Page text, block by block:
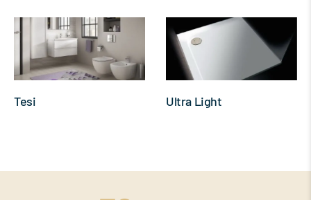
Tesi Ultra Light